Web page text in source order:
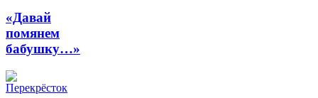
«Давай
помянем
бабушку…»